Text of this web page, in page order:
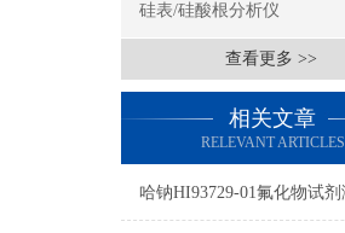
硅表/硅酸根分析仪
查看更多 >>
相关文章
RELEVANT ARTICLES